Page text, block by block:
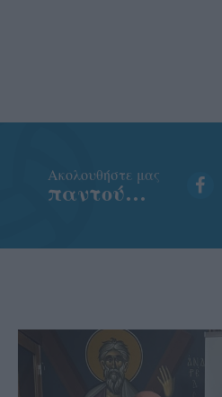
Aκολουθήστε μας
παντού…